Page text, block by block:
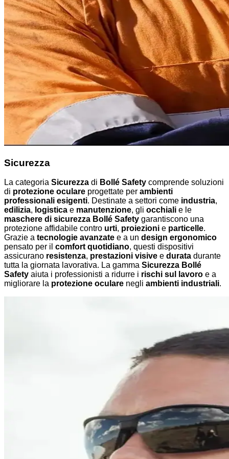
Sicurezza
La categoria Sicurezza di Bollé Safety comprende soluzioni
di protezione oculare progettate per ambienti
professionali esigenti. Destinate a settori come industria,
edilizia, logistica e manutenzione, gli occhiali e le
maschere di sicurezza Bollé Safety garantiscono una
protezione affidabile contro urti, proiezioni e particelle.
Grazie a tecnologie avanzate e a un design ergonomico
pensato per il comfort quotidiano, questi dispositivi
assicurano resistenza, prestazioni visive e durata durante
tutta la giornata lavorativa. La gamma Sicurezza Bollé
Safety aiuta i professionisti a ridurre i rischi sul lavoro e a
migliorare la protezione oculare negli ambienti industriali.